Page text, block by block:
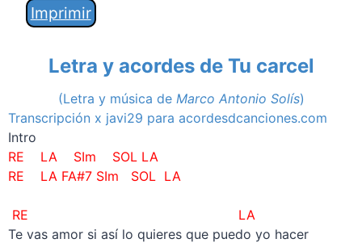
Imprimir
Letra y acordes de Tu carcel
(Letra y música de Marco Antonio Solís)
Transcripción x javi29 para acordesdcanciones.com
Intro
RE LA SIm SOL LA
RE LA FA#7 SIm SOL LA
RE LA
Te vas amor si así lo quieres que puedo yo hacer